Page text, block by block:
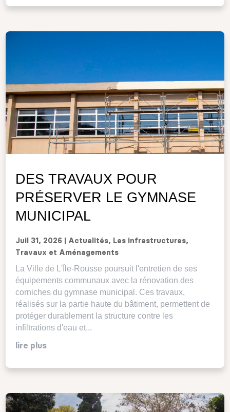
DES TRAVAUX POUR
PRÉSERVER LE GYMNASE
MUNICIPAL
Juil 31, 2026 Actualités, Les infrastructures,
Travaux et Aménagements
La Ville de L'Île-Rousse poursuit l'entretien de ses
équipements communaux avec la rénovation des
corniches du gymnase municipal. Ces travaux,
réalisés sur la partie haute du bâtiment, permettent de
protéger durablement la structure contre les
infiltrations d'eau et...
lire plus